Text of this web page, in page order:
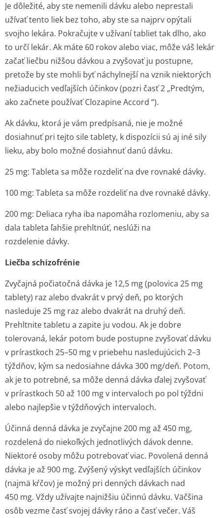
Je dôležité, aby ste nemenili dávku alebo neprestali
užívať tento liek bez toho, aby ste sa najprv opýtali
svojho lekára. Pokračujte v užívaní tabliet tak dlho, ako
to určí lekár. Ak máte 60 rokov alebo viac, môže váš lekár
začať liečbu nižšou dávkou a zvyšovať ju postupne,
pretože by ste mohli byť náchylnejší na vznik niektorých
nežiaducich vedľajších účinkov (pozri časť 2 „Predtým,
ako začnete používať Clozapine Accord “).
Ak dávku, ktorá je vám predpísaná, nie je možné
dosiahnuť pri tejto sile tablety, k dispozícii sú aj iné sily
lieku, aby bolo možné dosiahnuť danú dávku.
25 mg: Tableta sa môže rozdeliť na dve rovnaké dávky.
100 mg: Tableta sa môže rozdeliť na dve rovnaké dávky.
200 mg: Deliaca ryha iba napomáha rozlomeniu, aby sa
dala tableta ľahšie prehltnúť, neslúži na
rozdelenie dávky.
Liečba schizofrénie
Zvyčajná počiatočná dávka je 12,5 mg (polovica 25 mg
tablety) raz alebo dvakrát v prvý deň, po ktorých
nasleduje 25 mg raz alebo dvakrát na druhý deň.
Prehltnite tabletu a zapite ju vodou. Ak je dobre
tolerovaná, lekár potom bude postupne zvyšovať dávku
v prírastkoch 25–50 mg v priebehu nasledujúcich 2–3
týždňov, kým sa nedosiahne dávka 300 mg/deň. Potom,
ak je to potrebné, sa môže denná dávka ďalej zvyšovať
v prírastkoch 50 až 100 mg v intervaloch po pol týždni
alebo najlepšie v týždňových intervaloch.
Účinná denná dávka je zvyčajne 200 mg až 450 mg,
rozdelená do niekoľkých jednotlivých dávok denne.
Niektoré osoby môžu potrebovať viac. Povolená denná
dávka je až 900 mg. Zvýšený výskyt vedľajších účinkov
(najmä kŕčov) je možný pri denných dávkach nad
450 mg. Vždy užívajte najnižšiu účinnú dávku. Väčšina
osôb vezme časť svojej dávky ráno a časť večer. Váš